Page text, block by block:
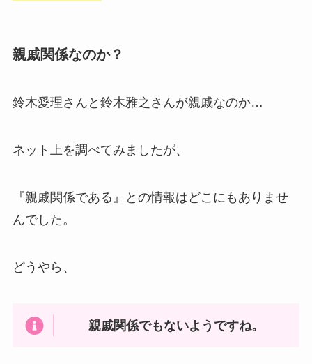
親戚関係なのか？
鈴木愛理さんと鈴木雅之さんが親戚なのか…
ネット上を調べてみましたが、
『親戚関係である』との情報はどこにもありませ
んでした。
どうやら、
親戚関係でもないようですね。